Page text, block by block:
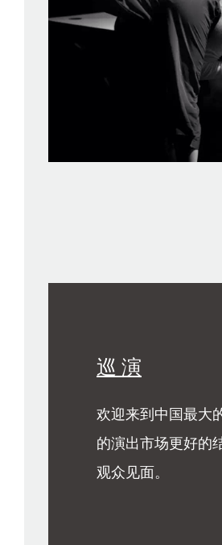
江风戏剧市集
西南首个城市沉浸
开。人们在充满涂
彩的戏剧生活！在